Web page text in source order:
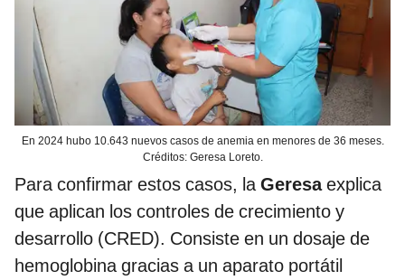
En 2024 hubo 10.643 nuevos casos de anemia en menores de 36 meses.
Créditos: Geresa Loreto.
Para confirmar estos casos, la Geresaexplica
que aplican los controles de crecimiento y
desarrollo (CRED). Consiste en un dosaje de
hemoglobina gracias a un aparato portátil